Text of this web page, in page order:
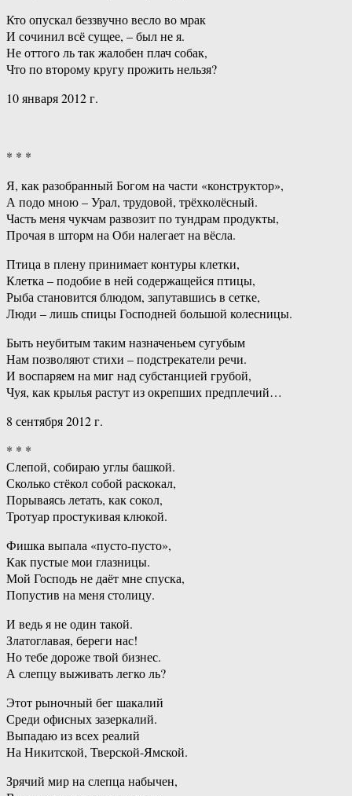
Кто опускал беззвучно весло во мрак
И сочинил всё сущее, – был не я.
Не оттого ль так жалобен плач собак,
Что по второму кругу прожить нельзя?
10 января 2012 г.
* * *
Я, как разобранный Богом на части «конструктор»,
А подо мною – Урал, трудовой, трёхколёсный.
Часть меня чукчам развозит по тундрам продукты,
Прочая в шторм на Оби налегает на вёсла.
Птица в плену принимает контуры клетки,
Клетка – подобие в ней содержащейся птицы,
Рыба становится блюдом, запутавшись в сетке,
Люди – лишь спицы Господней большой колесницы.
Быть неубитым таким назначеньем сугубым
Нам позволяют стихи – подстрекатели речи.
И воспаряем на миг над субстанцией грубой,
Чуя, как крылья растут из окрепших предплечий…
8 сентября 2012 г.
* * *
Слепой, собираю углы башкой.
Сколько стёкол собой раскокал,
Порываясь летать, как сокол,
Тротуар простукивая клюкой.
Фишка выпала «пусто-пусто»,
Как пустые мои глазницы.
Мой Господь не даёт мне спуска,
Попустив на меня столицу.
И ведь я не один такой.
Златоглавая, береги нас!
Но тебе дороже твой бизнес.
А слепцу выживать легко ль?
Этот рыночный бег шакалий
Среди офисных зазеркалий.
Выпадаю из всех реалий
На Никитской, Тверской-Ямской.
Зрячий мир на слепца набычен,